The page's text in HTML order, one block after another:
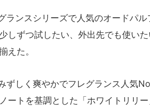
ランスシリーズで人気のオードパ
しずつ試したい、外出先でも使い
えた。
ずしく爽やかでフレグランス人気
ートを基調とした「ホワイトリリ